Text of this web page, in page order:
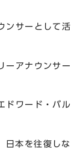
サーとして活
アナウンサー
ワード・バル
を往復しな